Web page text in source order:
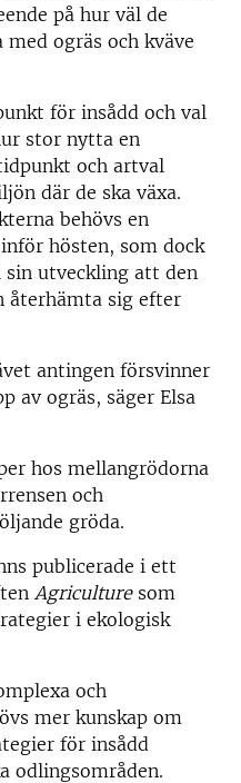
på hur väl de
ogräs och kväve
för insådd och val
stor nytta en
och artval
där de ska växa.
behövs en
hösten, som dock
utveckling att den
återhämta sig efter
antingen försvinner
av ogräs, säger Elsa
hos mellangrödorna
och
gröda.
publicerade i ett
Agriculture som
i ekologisk
och
mer kunskap om
för insådd
odlingsområden.